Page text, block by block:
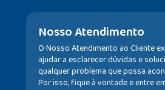
Nosso Atendimento
O Nosso Atendimento ao Cliente
ajudar a esclarecer dúvidas e
qualquer problema que possa
Por isso, fique à vontade e entre